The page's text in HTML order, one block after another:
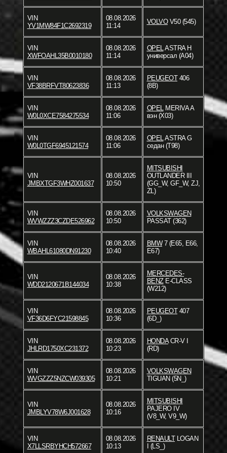
VIN
YV1MW84F1C2692319
08.08.2026
11:14
VOLVOV50 (545)
VIN
XWFOAHL35B0010180
08.08.2026
11:14
OPELASTRA H
универсал (A04)
VIN
VF38BRFVT80623836
08.08.2026
11:13
PEUGEOT406
(8B)
VIN
W0L0XCE7584275534
08.08.2026
11:06
OPELMERIVA A
вэн (X03)
VIN
W0L0TGF6945121574
08.08.2026
11:06
OPELASTRA G
седан (T98)
VIN
JMBXTGF3WHZ001637
08.08.2026
10:50
MITSUBISHI
OUTLANDER III
(GG_W, GF_W, ZJ,
ZL)
VIN
WVWZZZ3CZDE526962
08.08.2026
10:50
VOLKSWAGEN
PASSAT (362)
VIN
WBAHL61080DN91230
08.08.2026
10:40
BMW7 (E65, E66,
E67)
VIN
WDD2120671B144034
08.08.2026
10:38
MERCEDES-
BENZE-CLASS
(W212)
VIN
VF36D6FYC21598845
08.08.2026
10:36
PEUGEOT407
(6D_)
VIN
JHLRD1750XC231372
08.08.2026
10:23
HONDACR-V I
(RD)
VIN
WVGZZZ5NZCW039305
08.08.2026
10:21
VOLKSWAGEN
TIGUAN (5N_)
VIN
JMBLYV78W6J001628
08.08.2026
10:16
MITSUBISHI
PAJERO IV
(V8_W, V9_W)
VIN
X7LLSRBYHCH572667
08.08.2026
10:13
RENAULTLOGAN
I (LS_)